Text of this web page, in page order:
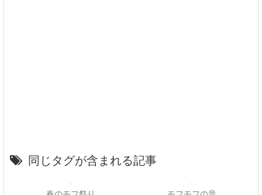
同じタグが含まれる記事